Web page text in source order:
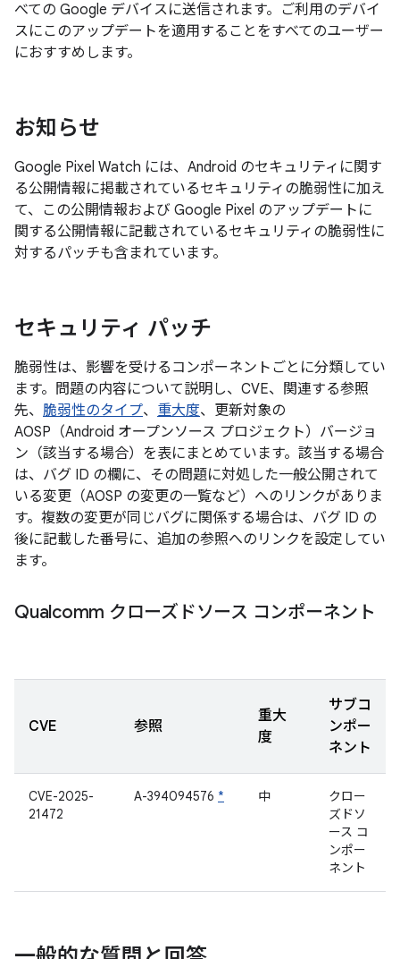
べての Google デバイスに送信されます。ご利用のデバイ
スにこのアップデートを適用することをすべてのユーザー
におすすめします。
お知らせ
Google Pixel Watch には、Android のセキュリティに関す
る公開情報に掲載されているセキュリティの脆弱性に加え
て、この公開情報および Google Pixel のアップデートに
関する公開情報に記載されているセキュリティの脆弱性に
対するパッチも含まれています。
セキュリティ パッチ
脆弱性は、影響を受けるコンポーネントごとに分類してい
ます。問題の内容について説明し、CVE、関連する参照
先、 脆弱性のタイプ、 重大度、更新対象の
AOSP（Android オープンソース プロジェクト）バージョ
ン（該当する場合）を表にまとめています。該当する場合
は、バグ ID の欄に、その問題に対処した一般公開されて
いる変更（AOSP の変更の一覧など）へのリンクがありま
す。複数の変更が同じバグに関係する場合は、バグ ID の
後に記載した番号に、追加の参照へのリンクを設定してい
ます。
Qualcomm クローズドソース コンポーネント
CVE 参照
重大
度
サブコ
ンポー
ネント
CVE-2025-
21472
A-394094576 * 中
クロー
ズドソ
ース コ
ンポー
ネント